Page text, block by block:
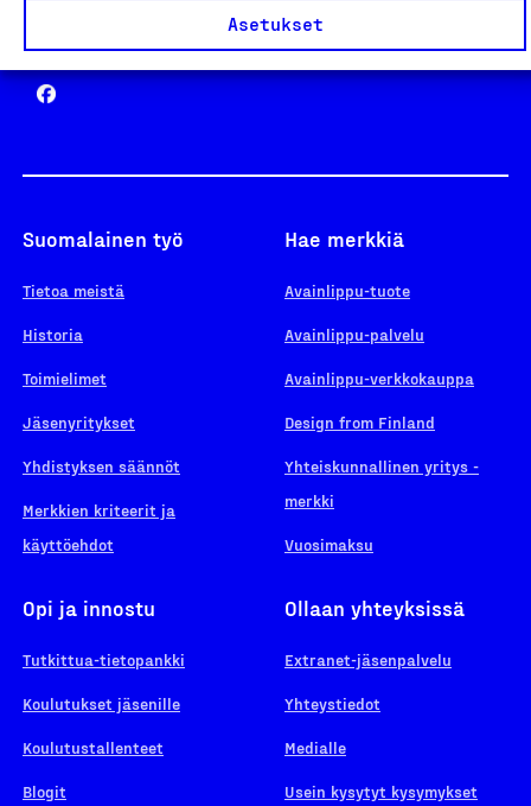
Asetukset
Yhteiskunnallinen Yritys -merkki
Suomalainen työ
Tietoa meistä
Historia
Toimielimet
Jäsenyritykset
Yhdistyksen säännöt
Merkkien kriteerit ja
käyttöehdot
Hae merkkiä
Avainlippu-tuote
Avainlippu-palvelu
Avainlippu-verkkokauppa
Design from Finland
Yhteiskunnallinen yritys -
merkki
Vuosimaksu
Opi ja innostu
Tutkittua-tietopankki
Koulutukset jäsenille
Koulutustallenteet
Blogit
Ollaan yhteyksissä
Extranet-jäsenpalvelu
Yhteystiedot
Medialle
Usein kysytyt kysymykset